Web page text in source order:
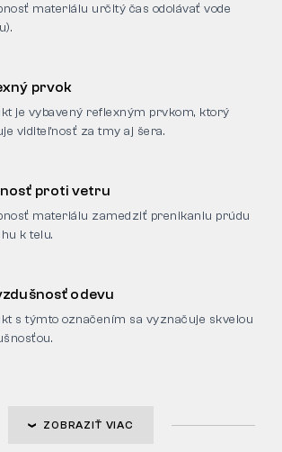
materiálu určitý čas odolávať vode
prvok
je vybavený reflexným prvkom, ktorý
viditeľnosť za tmy aj šera.
proti vetru
materiálu zamedziť prenikaniu prúdu
k telu.
odevu
s týmto označením sa vyznačuje skvelou
ZOBRAZIŤ VIAC